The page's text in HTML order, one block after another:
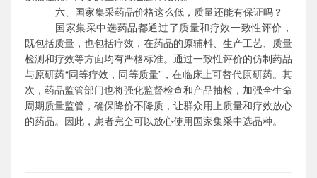
六、国家集采药品价格这么低，质量还能有保证吗？
国家集采中选药品都通过了质量和疗效一致性评价，
既包括质量，也包括疗效，在药品的原辅料、生产工艺、质量
检测和疗效等方面均有严格标准。通过一致性评价的仿制药品
与原研药“同等疗效，同等质量” ，在临床上可替代原研药。其
次，药品监管部门也将强化监督检查和产品抽检，加强全生命
周期质量监管，确保降价不降质，让群众用上质量和疗效放心
的药品。因此，患者完全可以放心使用国家集采中选品种。